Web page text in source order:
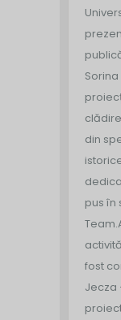
din
pus în
Team.
fost
Jecza